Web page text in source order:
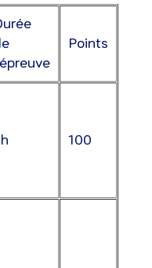
Points
100